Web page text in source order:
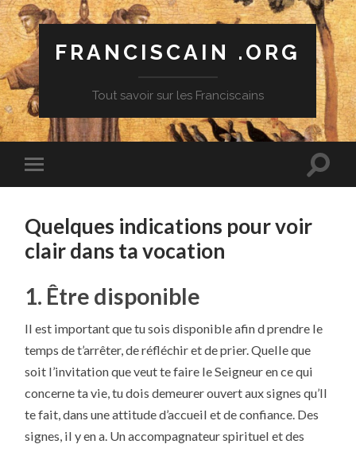
FRANCISCAIN .ORG
Tout savoir sur les Franciscains
Quelques indications pour voir
clair dans ta vocation
1. Être disponible
Il est important que tu sois disponible afin d prendre le
temps de t’arrêter, de réfléchir et de prier. Quelle que
soit l’invitation que veut te faire le Seigneur en ce qui
concerne ta vie, tu dois demeurer ouvert aux signes qu’Il
te fait, dans une attitude d’accueil et de confiance. Des
signes, il y en a. Un accompagnateur spirituel et des